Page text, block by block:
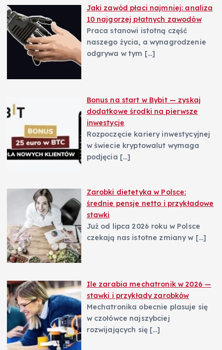
Jaki zawód płaci najmniej: analiza
10 najgorzej płatnych zawodów
Praca stanowi istotną część
naszego życia, a wynagrodzenie
odgrywa w tym […]
Bonus na start w Bybit — zyskaj
dodatkowe środki na pierwsze
inwestycje
Rozpoczęcie kariery inwestycyjnej
w świecie kryptowalut wymaga
podjęcia […]
Zarobki dietetyka w Polsce:
średnie pensje netto i przykładowe
stawki
Już od lipca 2026 roku w Polsce
czekają nas istotne zmiany w […]
Ile zarabia mechatronik w 2026 —
stawki i przykłady zarobków
Mechatronika obecnie plasuje się
w czołówce najszybciej
rozwijających się […]